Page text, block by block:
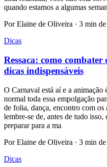
quando estamos a algumas
Por Elaine de Oliveira · 3 min
Dicas
Ressaca: como combater
dicas indispensáveis
O Carnaval está aí e a
normal toda essa empolgação
de folia, dança, encontro com os
lembre-se de, antes de tudo
preparar para a ma
Por Elaine de Oliveira · 3 min
Dicas